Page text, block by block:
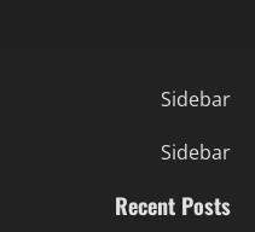
Sidebar
Sidebar
Recent Posts